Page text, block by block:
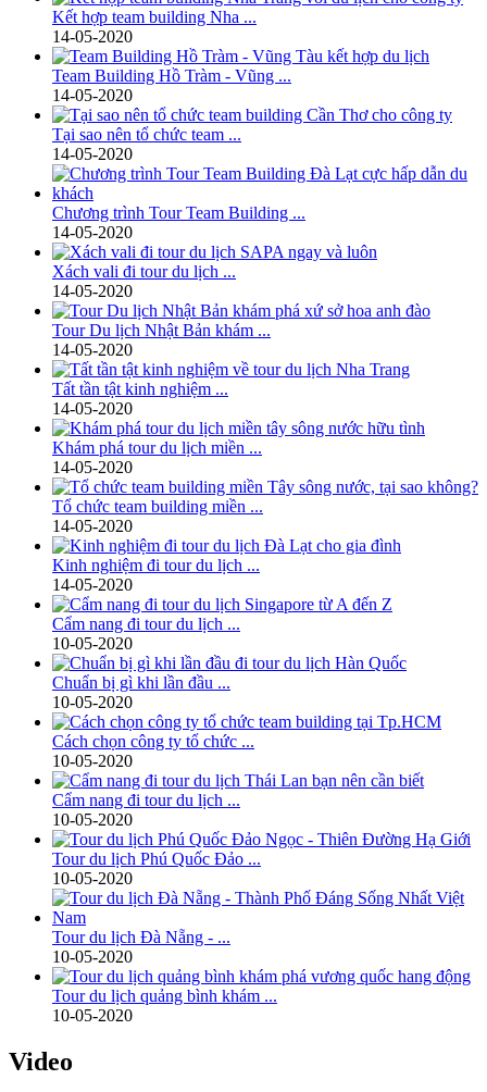
Kết hợp team building Nha ...
14-05-2020
Team Building Hồ Tràm - Vũng ...
14-05-2020
Tại sao nên tổ chức team ...
14-05-2020
Chương trình Tour Team Building ...
14-05-2020
​Xách vali đi tour du lịch ...
14-05-2020
Tour Du lịch Nhật Bản khám ...
14-05-2020
Tất tần tật kinh nghiệm ...
14-05-2020
Khám phá tour du lịch miền ...
14-05-2020
Tổ chức team building miền ...
14-05-2020
Kinh nghiệm đi tour du lịch ...
14-05-2020
​Cẩm nang đi tour du lịch ...
10-05-2020
Chuẩn bị gì khi lần đầu ...
10-05-2020
Cách chọn công ty tổ chức ...
10-05-2020
Cẩm nang đi tour du lịch ...
10-05-2020
Tour du lịch Phú Quốc Đảo ...
10-05-2020
Tour du lịch Đà Nẵng - ...
10-05-2020
Tour du lịch quảng bình khám ...
10-05-2020
Video